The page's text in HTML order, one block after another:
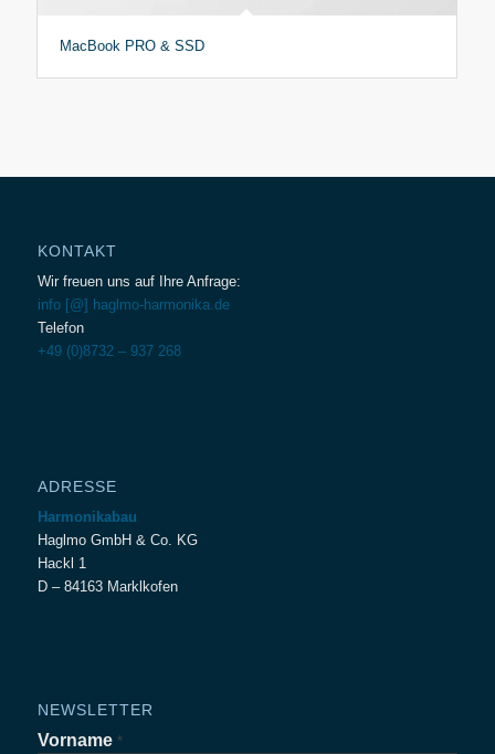
MacBook PRO & SSD
KONTAKT
Wir freuen uns auf Ihre Anfrage:
info [@] haglmo-harmonika.de
Telefon
+49 (0)8732 – 937 268
ADRESSE
Harmonikabau
Haglmo GmbH & Co. KG
Hackl 1
D – 84163 Marklkofen
NEWSLETTER
Vorname *